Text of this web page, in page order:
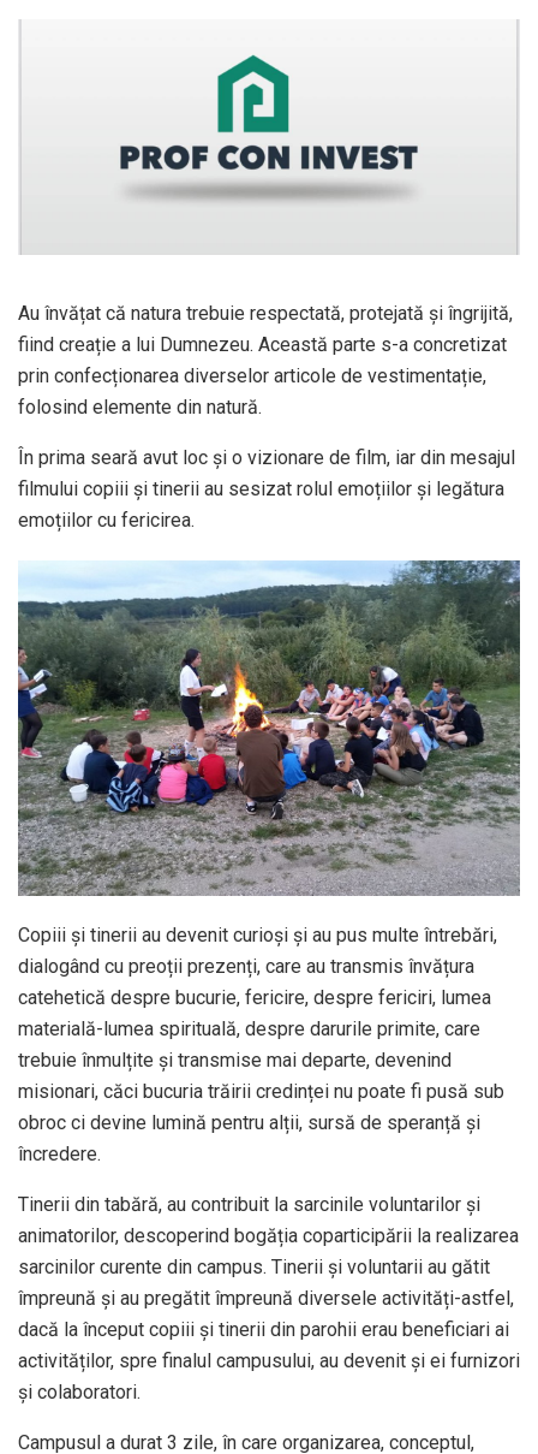
Au învățat că natura trebuie respectată, protejată și îngrijită,
fiind creație a lui Dumnezeu. Această parte s-a concretizat
prin confecționarea diverselor articole de vestimentație,
folosind elemente din natură.
În prima seară avut loc și o vizionare de film, iar din mesajul
filmului copiii și tinerii au sesizat rolul emoțiilor și legătura
emoțiilor cu fericirea.
Copiii și tinerii au devenit curioși și au pus multe întrebări,
dialogând cu preoții prezenți, care au transmis învățura
catehetică despre bucurie, fericire, despre fericiri, lumea
materială-lumea spirituală, despre darurile primite, care
trebuie înmulțite și transmise mai departe, devenind
misionari, căci bucuria trăirii credinței nu poate fi pusă sub
obroc ci devine lumină pentru alții, sursă de speranță și
încredere.
Tinerii din tabără, au contribuit la sarcinile voluntarilor și
animatorilor, descoperind bogăția coparticipării la realizarea
sarcinilor curente din campus. Tinerii și voluntarii au gătit
împreună și au pregătit împreună diversele activități-astfel,
dacă la început copiii și tinerii din parohii erau beneficiari ai
activităților, spre finalul campusului, au devenit și ei furnizori
și colaboratori.
Campusul a durat 3 zile, în care organizarea, conceptul,